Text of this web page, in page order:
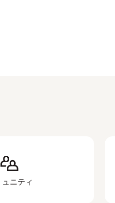
ュニティ